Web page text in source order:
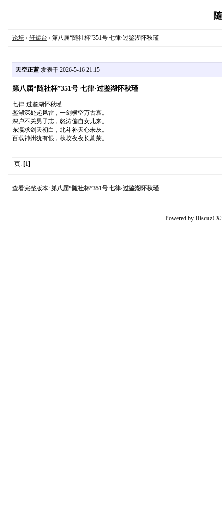
论坛› 轩辕台 › 第八届“随社杯”351号 七律·过鉴湖怀秋瑾
天空正蓝发表于 2026-5-16 21:15
第八届“随社杯”351号 七律·过鉴湖怀秋瑾
七律·过鉴湖怀秋瑾
鉴湖深处起风雷，一剑横空万古哀。
深户不关男子志，怒涛偏自女儿来。
东瀛求剑天初白，北斗补天心未灰。
百载神州犹有恨，秋坟夜夜长蒿莱。
页: [1]
查看完整版本: 第八届“随社杯”351号 七律·过鉴湖怀秋瑾
Powered by Discuz!